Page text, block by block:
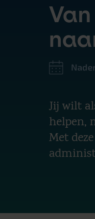
Jij wilt
helpen,
Met